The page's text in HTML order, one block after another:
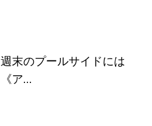
週末のプールサイドには
《ア...